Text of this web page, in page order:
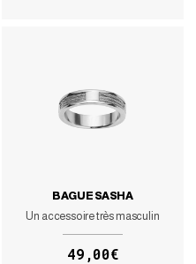
BAGUE SASHA
Un accessoire très masculin
49,00€